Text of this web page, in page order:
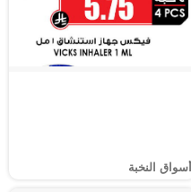
أسواق النخبة